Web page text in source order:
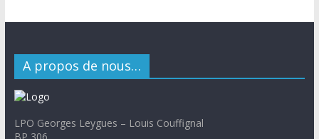
A propos de nous…
LPO Georges Leygues – Louis Couffignal